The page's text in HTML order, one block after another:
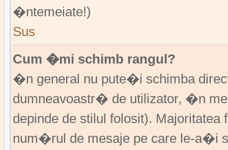
�ntemeiate!)
Sus
Cum �mi schimb rangul?
�n general nu pute�i schimba
dumneavoastr� de utilizator, �n
depinde de stilul folosit).
num�rul de mesaje pe care le-a�i